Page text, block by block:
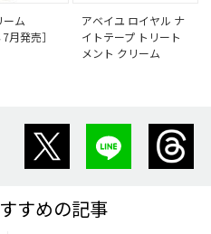
ーム
月発売］
アベイユ ロイヤル ナ
イトテープ トリート
メント クリーム
すめの記事